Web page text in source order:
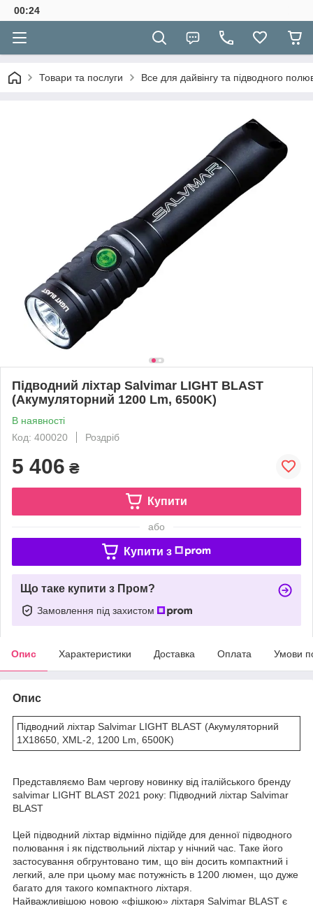
00:24
Товари та послуги Все для дайвінгу та підводного
Підводний ліхтар Salvimar LIGHT BLAST
(Акумуляторний 1200 Lm, 6500K)
В наявності
Код: 400020
Роздріб
5 406 ₴
Купити
або
Купити з
Що таке купити з Пром?
Замовлення під захистом
Опис Характеристики Доставка Оплата Умови
Опис
Підводний ліхтар Salvimar LIGHT BLAST (Акумуляторний
1X18650, XML-2, 1200 Lm, 6500K)
Представляємо Вам чергову новинку від італійського бренду
salvimar LIGHT BLAST 2021 року: Підводний ліхтар Salvimar
BLAST
Цей підводний ліхтар відмінно підійде для денної підводного
полювання і як підствольний ліхтар у нічний час. Таке його
застосування обгрунтовано тим, що він досить компактний і
легкий, але при цьому має потужність в 1200 люмен, що дуже
багато для такого компактного ліхтаря.
Найважливішою новою «фішкою» ліхтаря Salvimar BLAST є